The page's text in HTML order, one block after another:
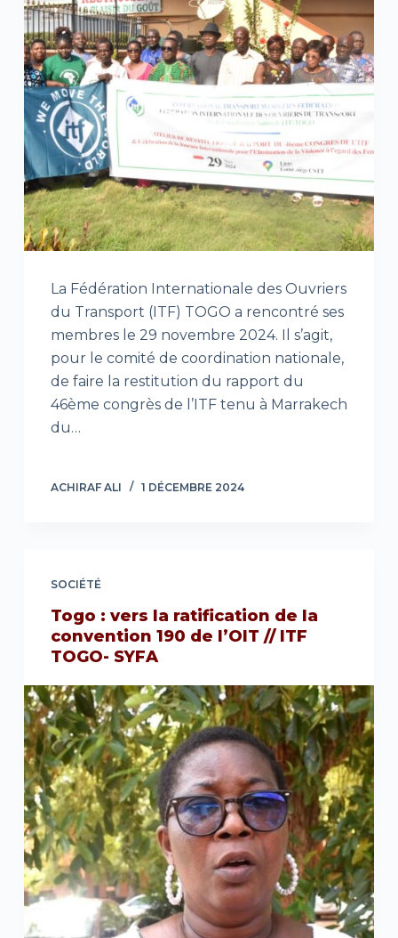
La Fédération Internationale des Ouvriers
du Transport (ITF) TOGO a rencontré ses
membres le 29 novembre 2024. Il s’agit,
pour le comité de coordination nationale,
de faire la restitution du rapport du
46ème congrès de l’ITF tenu à Marrakech
du…
ACHIRAF ALI 1 DÉCEMBRE 2024
SOCIÉTÉ
Togo : vers la ratification de la
convention 190 de l’OIT // ITF
TOGO- SYFA